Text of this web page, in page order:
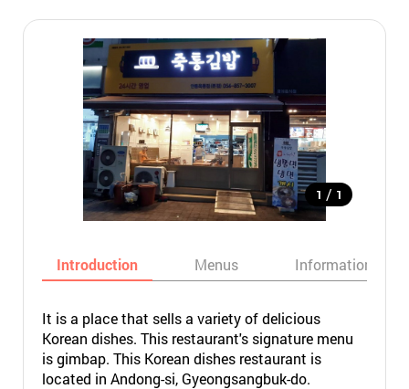
1 / 1
Introduction Menus Informations
It is a place that sells a variety of delicious
Korean dishes. This restaurant's signature menu
is gimbap. This Korean dishes restaurant is
located in Andong-si, Gyeongsangbuk-do.